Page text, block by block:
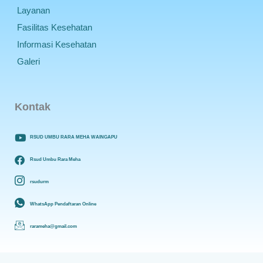
Layanan
Fasilitas Kesehatan
Informasi Kesehatan
Galeri
Kontak
RSUD UMBU RARA MEHA WAINGAPU
Rsud Umbu Rara Meha
rsudurm
WhatsApp Pendaftaran Online
rarameha@gmail.com